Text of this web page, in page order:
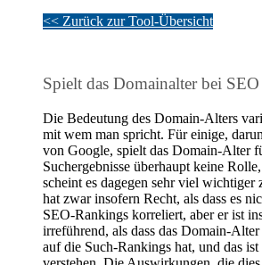
<< Zurück zur Tool-Übersicht
Spielt das Domainalter bei
Die Bedeutung des Domain-Alters
mit wem man spricht. Für einige,
von Google, spielt das Domain-Alter
Suchergebnisse überhaupt keine
scheint es dagegen sehr viel wichtiger
hat zwar insofern Recht, als dass es
SEO-Rankings korreliert, aber er ist
irreführend, als dass das Domain-
auf die Such-Rankings hat, und das